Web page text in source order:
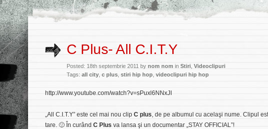
C Plus- All C.I.T.Y
Posted: 18th septembrie 2011 by nom nom in Stiri Videoclipuri
Tags: all city c plus stiri hip hop videoclipuri hip hop
http://www.youtube.com/watch?v=sPuxl6NNxJI
„All C.I.T.Y” este cel mai nou clip C plus , de pe albumul cu acelaşi nume. Clipul
tare. 🙂 În curând C Plus va lansa şi un documentar „STAY OFFICIAL”!